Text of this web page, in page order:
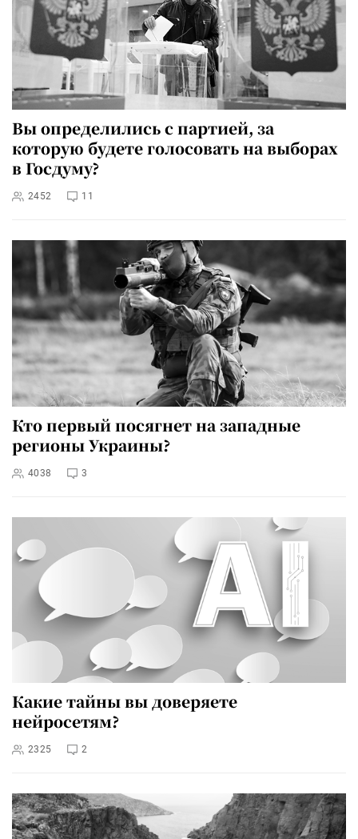
Вы определились с партией, за
которую будете голосовать на выборах
в Госдуму?
2452 11
Кто первый посягнет на западные
регионы Украины?
4038 3
Какие тайны вы доверяете
нейросетям?
2325 2